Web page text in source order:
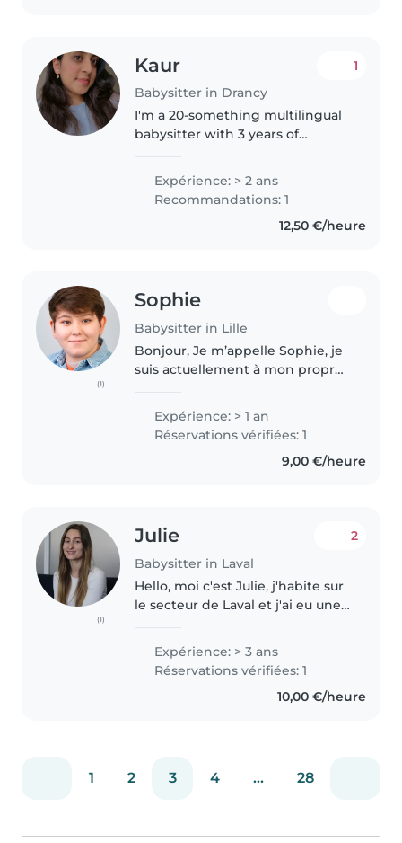
Kaur
Babysitter in Drancy
1
I'm a 20-something multilingual
babysitter with 3 years of
toddlers, preschoolers, and
gradeschoolers. I'm creative,
Expérience: > 2 ans
Recommandations: 1
12,50 €/heure
(1)
Sophie
Babysitter in Lille
Bonjour, Je m’appelle Sophie, je
suis actuellement à mon propre
enfants. J'ai obtenu la base BAFA
en juin 2022 et travaillée en tant
qu'animatrice..
Expérience: > 1 an
Réservations vérifiées: 1
9,00 €/heure
(1)
Julie
Babysitter in Laval
2
Hello, moi c'est Julie, j'habite sur
le secteur de Laval et j'ai eu une
garde d'enfant lors de mes 2
années en tant qu'au pair aux
États-Unis où j'avais..
Expérience: > 3 ans
Réservations vérifiées: 1
10,00 €/heure
1 2 3 4 ... 28